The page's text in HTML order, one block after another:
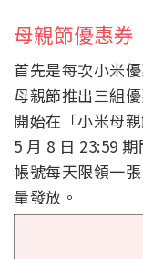
母親節優惠券
首先是每次小米
母親節推出三組
開始在「小米母
5 月 8 日 23:59
帳號每天限領一
量發放。